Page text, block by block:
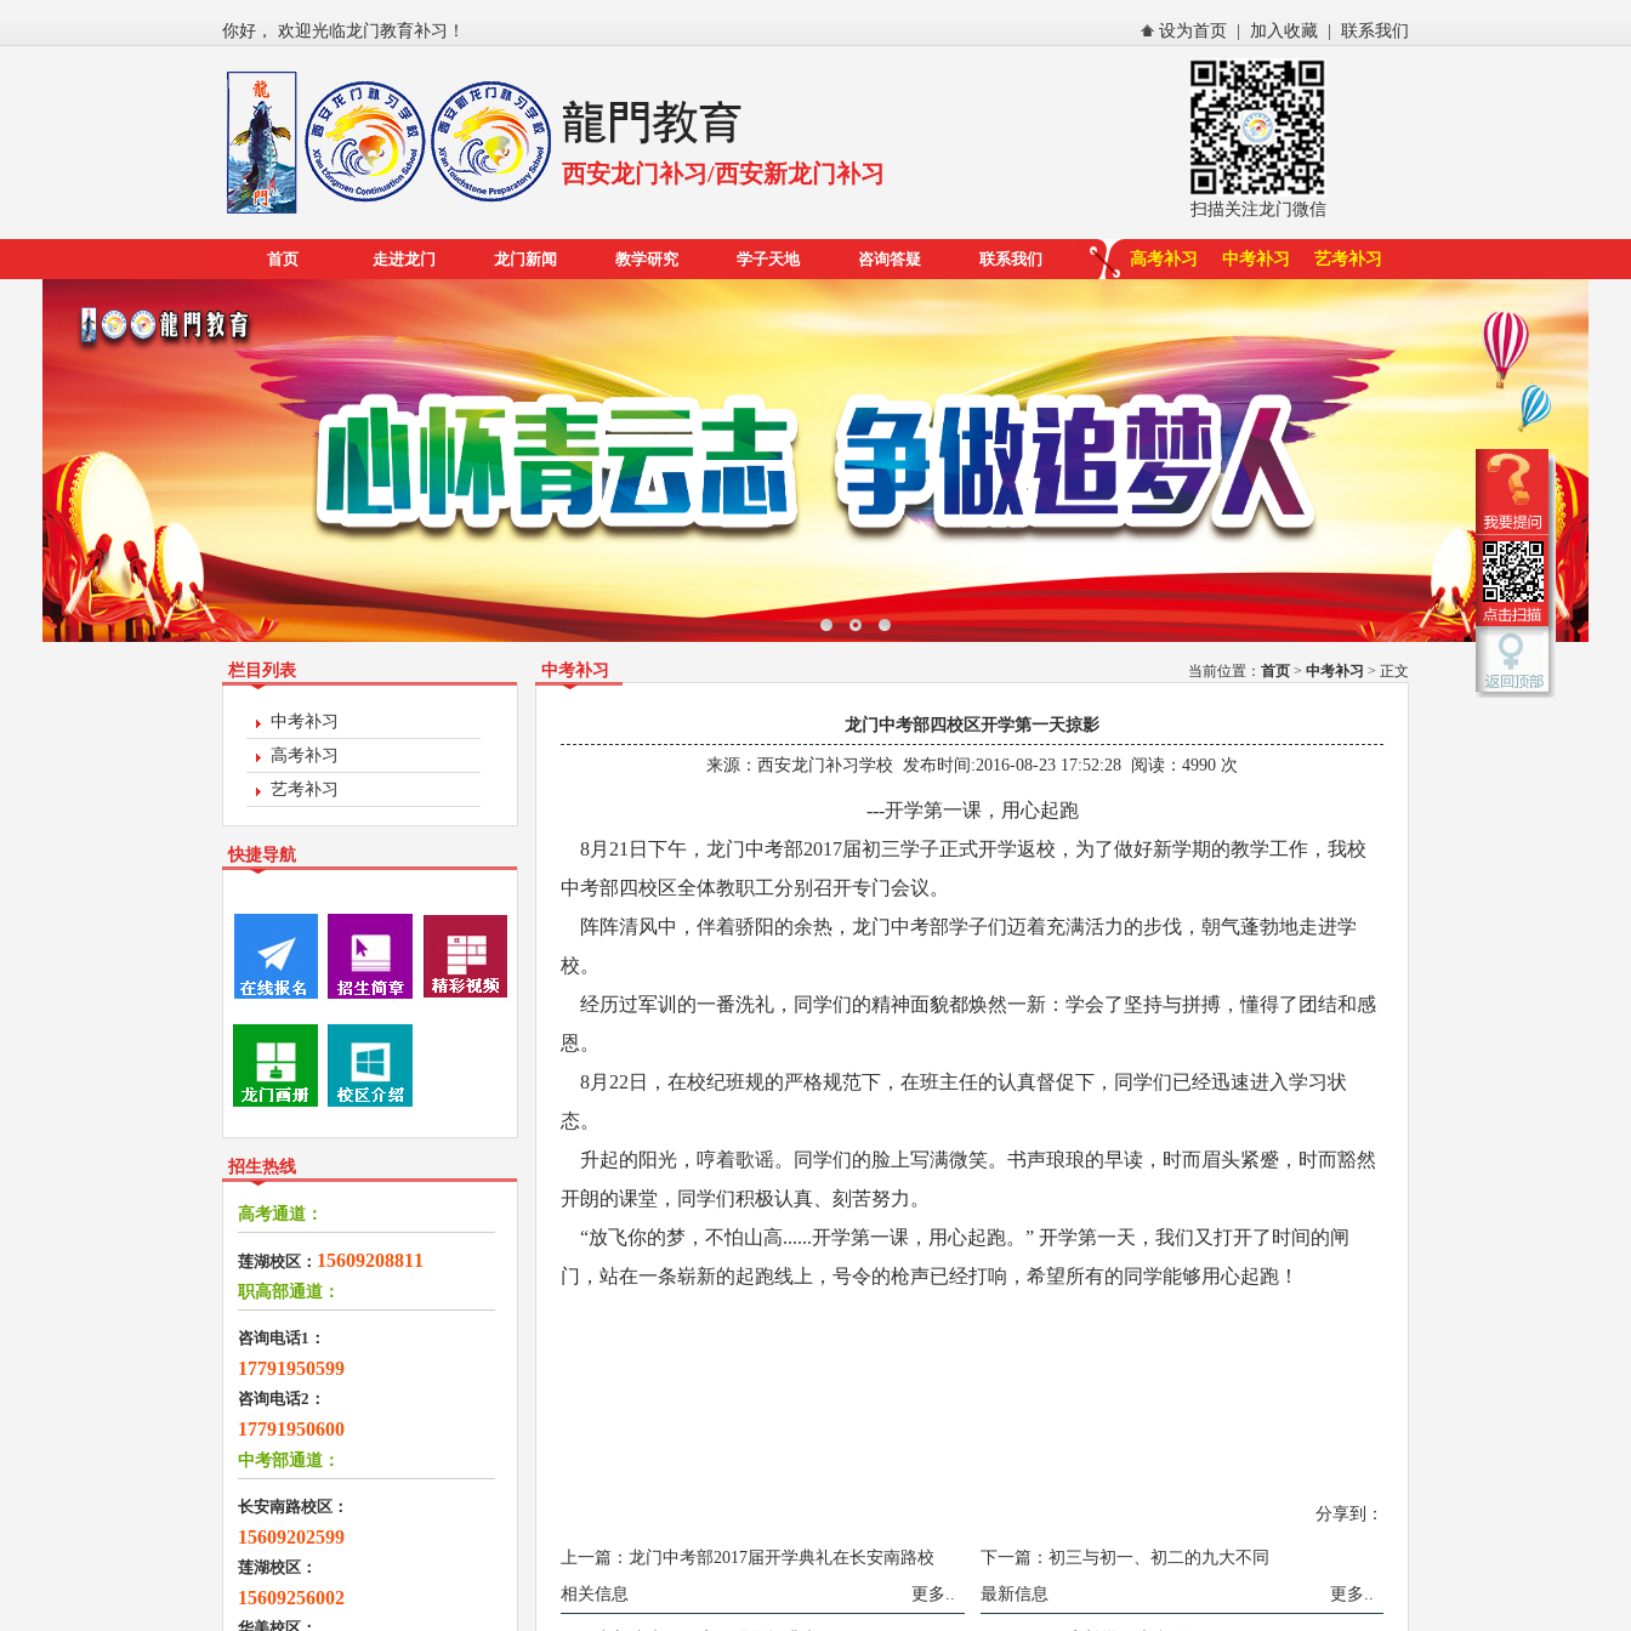
你好， 欢迎光临龙门教育补习！ 设为首页 加入收藏 联系我们
西安龙门补习/西安新龙门补习
扫描关注龙门微信
首页 走进龙门 龙门新闻 教学研究 学子天地 咨询答疑 联系我们 高考补习 中考补习 艺考补习
栏目列表
中考补习
高考补习
艺考补习
快捷导航
招生热线
高考通道：
莲湖校区： 15609208811
职高部通道：
咨询电话1：
17791950599
咨询电话2：
17791950600
中考部通道：
长安南路校区：
15609202599
莲湖校区：
15609256002
中考补习 当前位置： 首页 > 中考补习 > 正文
龙门中考部四校区开学第一天掠影
来源： 西安龙门补习学校 发布时间:2016-08-23 17:52:28 阅读：4990 次
---开学第一课，用心起跑
8月21日下午，龙门中考部2017届初三学子正式开学返校，为了做好新学期的教学工作，我校
中考部四校区全体教职工分别召开专门会议。
阵阵清风中，伴着骄阳的余热，龙门中考部学子们迈着充满活力的步伐，朝气蓬勃地走进学
校。
经历过军训的一番洗礼，同学们的精神面貌都焕然一新：学会了坚持与拼搏，懂得了团结和感
恩。
8月22日，在校纪班规的严格规范下，在班主任的认真督促下，同学们已经迅速进入学习状
态。
升起的阳光，哼着歌谣。同学们的脸上写满微笑。书声琅琅的早读，时而眉头紧蹙，时而豁然
开朗的课堂，同学们积极认真、刻苦努力。
“放飞你的梦，不怕山高......开学第一课，用心起跑。” 开学第一天，我们又打开了时间的闸
门，站在一条崭新的起跑线上，号令的枪声已经打响，希望所有的同学能够用心起跑！
分享到：
上一篇： 龙门中考部2017届开学典礼在长安南路校 下一篇： 初三与初一、初二的九大不同
相关信息
更多.. 最新信息 更多..